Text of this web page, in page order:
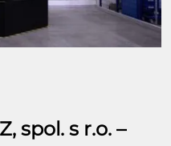
spol. s r.o. –